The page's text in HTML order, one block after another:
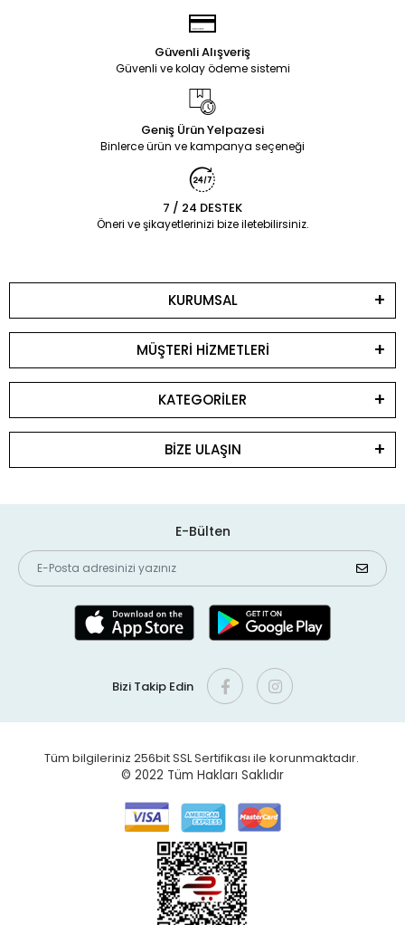
Güvenli Alışveriş
Güvenli ve kolay ödeme sistemi
Geniş Ürün Yelpazesi
Binlerce ürün ve kampanya seçeneği
7 / 24 DESTEK
Öneri ve şikayetlerinizi bize iletebilirsiniz.
KURUMSAL
MÜŞTERİ HİZMETLERİ
KATEGORİLER
BİZE ULAŞIN
E-Bülten
Bizi Takip Edin
Tüm bilgileriniz 256bit SSL Sertifikası ile korunmaktadır.
© 2022 Tüm Hakları Saklıdır